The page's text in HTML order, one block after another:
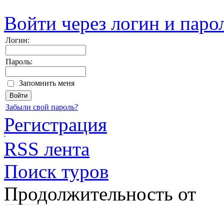
Войти через логин и
Логин:
Пароль:
Запомнить меня
Забыли свой пароль?
Регистрация
RSS лента
Поиск туров
Продолжительность от